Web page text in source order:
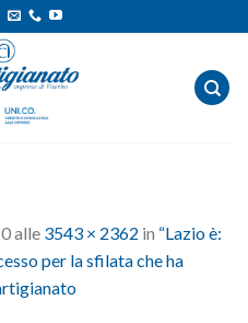
alle 3543 × 2362 in “Lazio è:
per la sfilata che ha